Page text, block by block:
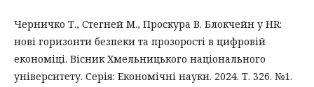
Черничко Т., Стегней М., Проскура В. Блокчейн у HR:
нові горизонти безпеки та прозорості в цифровій
економіці. Вісник Хмельницького національного
університету. Серія: Економічні науки. 2024. Т. 326. №1.